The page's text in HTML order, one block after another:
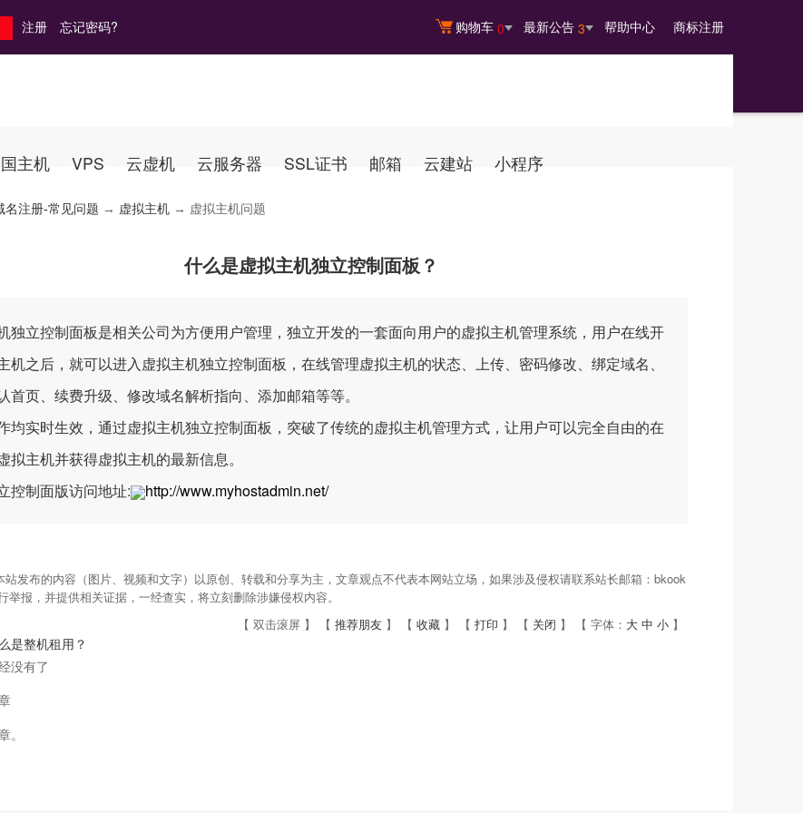
购物车 0 最新公告 3 帮助中心 商标注册
注册 忘记密码?
主机 VPS 云虚机 云服务器 SSL证书 邮箱 云建站 小程序
名注册-常见问题 → 虚拟主机 → 虚拟主机问题
什么是虚拟主机独立控制面板？
独立控制面板是相关公司为方便用户管理，独立开发的一套面向用户的虚拟主机管理系统，用户在线开
机之后，就可以进入虚拟主机独立控制面板，在线管理虚拟主机的状态、上传、密码修改、绑定域名、
首页、续费升级、修改域名解析指向、添加邮箱等等。
均实时生效，通过虚拟主机独立控制面板，突破了传统的虚拟主机管理方式，让用户可以完全自由的在
拟主机并获得虚拟主机的最新信息。
控制面版访问地址:
http://www.myhostadmin.net/
站发布的内容（图片、视频和文字）以原创、转载和分享为主，文章观点不代表本网站立场，如果涉及侵权请联系站长邮箱：bkook
举报，并提供相关证据，一经查实，将立刻删除涉嫌侵权内容。
【 双击滚屏 】 【 推荐朋友 】 【 收藏 】 【 打印 】 【 关闭 】 【 字体： 大 中 小 】
是整机租用？
没有了
。